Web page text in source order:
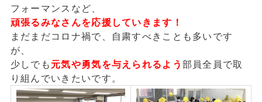
フォーマンスなど、
頑張るみなさんを応援していきます！
まだまだコロナ禍で、自粛すべきことも多いです
が、
少しでも 元気や勇気を与えられるよう 部員全員で取
り組んでいきたいです。